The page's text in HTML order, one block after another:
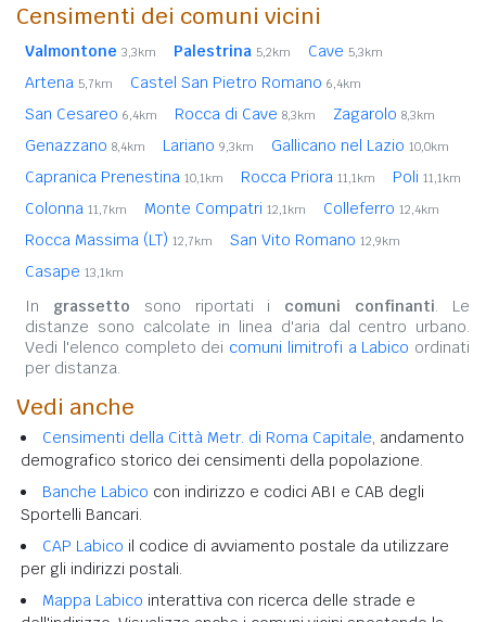
Censimenti dei comuni vicini
Valmontone 3,3km Palestrina 5,2km Cave 5,3km
Artena 5,7km Castel San Pietro Romano 6,4km
San Cesareo 6,4km Rocca di Cave 8,3km Zagarolo 8,3km
Genazzano 8,4km Lariano 9,3km Gallicano nel Lazio 10,0km
Capranica Prenestina 10,1km Rocca Priora 11,1km Poli 11,1km
Colonna 11,7km Monte Compatri 12,1km Colleferro 12,4km
Rocca Massima (LT) 12,7km San Vito Romano 12,9km
Casape 13,1km
In grassetto sono riportati i comuni confinanti. Le
distanze sono calcolate in linea d'aria dal centro urbano.
Vedi l'elenco completo dei comuni limitrofi a Labico ordinati
per distanza.
Vedi anche
Censimenti della Città Metr. di Roma Capitale, andamento
demografico storico dei censimenti della popolazione.
Banche Labico con indirizzo e codici ABI e CAB degli
Sportelli Bancari.
CAP Labico il codice di avviamento postale da utilizzare
per gli indirizzi postali.
Mappa Labico interattiva con ricerca delle strade e